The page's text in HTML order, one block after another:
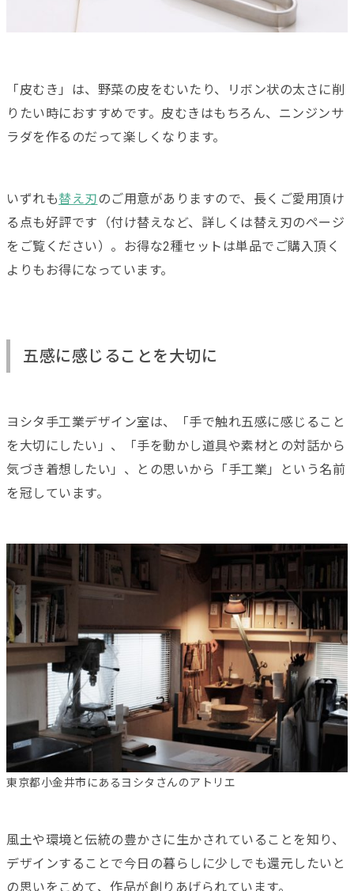
「皮むき」は、野菜の皮をむいたり、リボン状の太さに削
りたい時におすすめです。皮むきはもちろん、ニンジンサ
ラダを作るのだって楽しくなります。
いずれも替え刃 のご用意がありますので、長くご愛用頂け
る点も好評です（付け替えなど、詳しくは替え刃のページ
をご覧ください）。お得な2種セットは単品でご購入頂く
よりもお得になっています。
五感に感じることを大切に
ヨシタ手工業デザイン室は、「手で触れ五感に感じること
を大切にしたい」、「手を動かし道具や素材との対話から
気づき着想したい」、との思いから「手工業」という名前
を冠しています。
東京都小金井市にあるヨシタさんのアトリエ
風土や環境と伝統の豊かさに生かされていることを知り、
デザインすることで今日の暮らしに少しでも還元したいと
の思いをこめて、作品が創りあげられています。